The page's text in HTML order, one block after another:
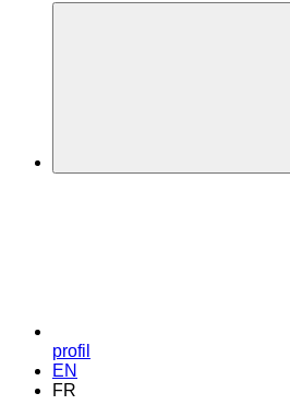
profil
EN
FR